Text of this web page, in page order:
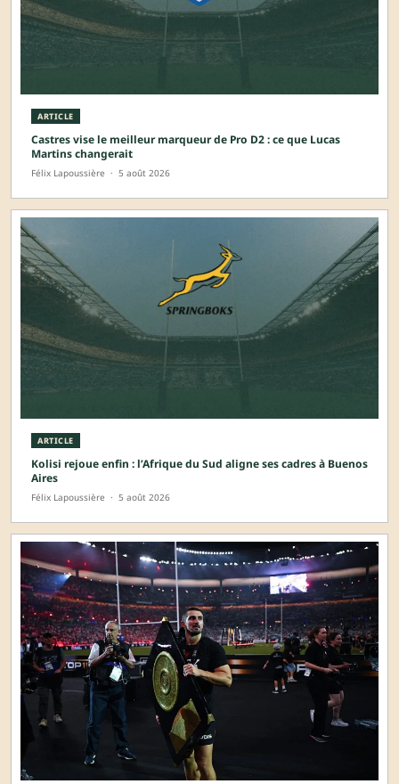
ARTICLE
Castres vise le meilleur marqueur de Pro D2 : ce que Lucas
Martins changerait
Félix Lapoussière · 5 août 2026
ARTICLE
Kolisi rejoue enfin : l’Afrique du Sud aligne ses cadres à Buenos
Aires
Félix Lapoussière · 5 août 2026